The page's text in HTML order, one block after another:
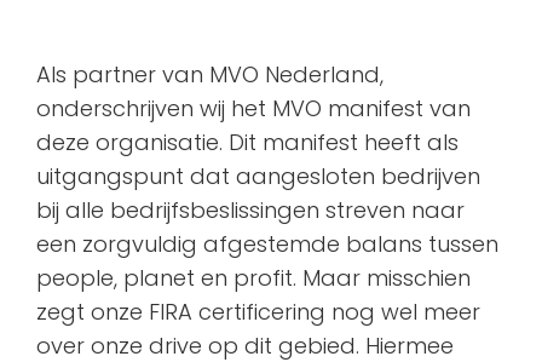
Als partner van MVO Nederland,
onderschrijven wij het MVO manifest van
deze organisatie. Dit manifest heeft als
uitgangspunt dat aangesloten bedrijven
bij alle bedrijfsbeslissingen streven naar
een zorgvuldig afgestemde balans tussen
people, planet en profit. Maar misschien
zegt onze FIRA certificering nog wel meer
over onze drive op dit gebied. Hiermee